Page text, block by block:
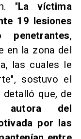
"La víctima
19 lesiones
,
en la zona del
las cuales le
sostuvo el
que, de
del
por las